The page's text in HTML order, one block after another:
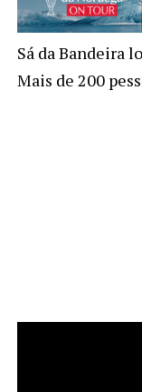
Sá da Bandeira
Mais de 200